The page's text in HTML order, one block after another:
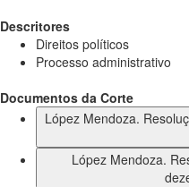
Descritores
Direitos políticos
Processo administrativo
Documentos da Corte
López Mendoza.
López Mendoza.